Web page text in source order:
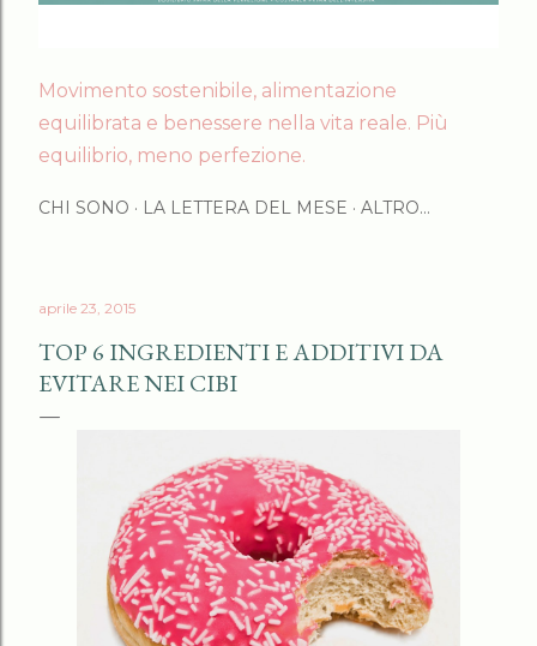
Movimento sostenibile, alimentazione
equilibrata e benessere nella vita reale. Più
equilibrio, meno perfezione.
CHI SONO LA LETTERA DEL MESE ALTRO…
aprile 23, 2015
TOP 6 INGREDIENTI E ADDITIVI DA
EVITARE NEI CIBI